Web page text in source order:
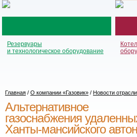
Резервуары
и технологическое оборудование
Главная / О компании «Газовик» / Новости отрасли
Альтернативное
газоснабжения
Ханты-мансийского